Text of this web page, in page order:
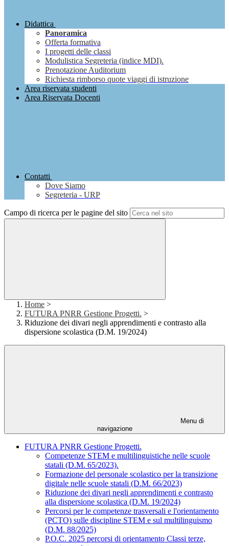
Didattica
Panoramica
Offerta formativa
I progetti delle classi
Modulistica Segreteria (indice MDI).
Prenotazione Auditorium
Richiesta rimborso quote viaggi di istruzione
Area riservata studenti
Area Riservata Docenti
Contatti
Dove Siamo
Segreteria - URP
Campo di ricerca per le pagine del sito
Home >
FUTURA PNRR Gestione Progetti. >
Riduzione dei divari negli apprendimenti e contrasto alla
dispersione scolastica (D.M. 19/2024)
Menu di
navigazione
FUTURA PNRR Gestione Progetti.
Competenze STEM e multilinguistiche nelle scuole
statali (D.M. 65/2023).
Formazione del personale scolastico per la transizione
digitale nelle scuole statali (D.M. 66/2023)
Riduzione dei divari negli apprendimenti e contrasto
alla dispersione scolastica (D.M. 19/2024)
Percorsi per le competenze trasversali e l'orientamento
(PCTO) sulle discipline STEM e sul multilinguismo
(D.M. 88/2025)
P.O.C. 2025 percorsi di orientamento Classi terze,